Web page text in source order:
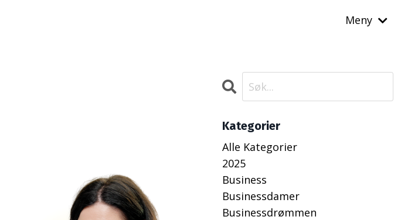
Meny
Kategorier
Alle Kategorier
2025
Business
Businessdamer
Businessdrømmen